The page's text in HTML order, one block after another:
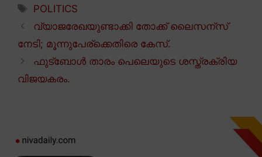
Tags
POLITICS
വ്യാജരേഖയുണ്ടാക്കി തോക്ക് ലൈസന്സ്
നേടി; മൂന്നുപേര്ക്കെതിരെ കേസ്.
ഫുട്ബോൾ താരം പെലെയുടെ ശസ്ത്രക്രിയ
വിജയകരം.